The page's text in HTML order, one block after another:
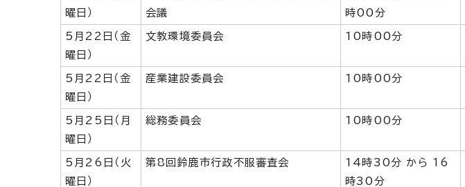
曜日）
会議
時00分
5月22日（金
曜日）
文教環境委員会 10時00分
5月22日（金
曜日）
産業建設委員会 10時00分
5月25日（月
曜日）
総務委員会 10時00分
5月26日（火
曜日）
第8回鈴鹿市行政不服審査会
14時30分 から 16
時30分